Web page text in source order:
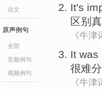
论文
原声例句
全部
音频例句
视频例句
It's
区别
《牛津
It was
很难
《牛津